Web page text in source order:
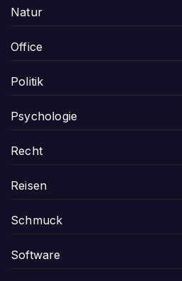
Natur
Office
Politik
Psychologie
Recht
Reisen
Schmuck
Software